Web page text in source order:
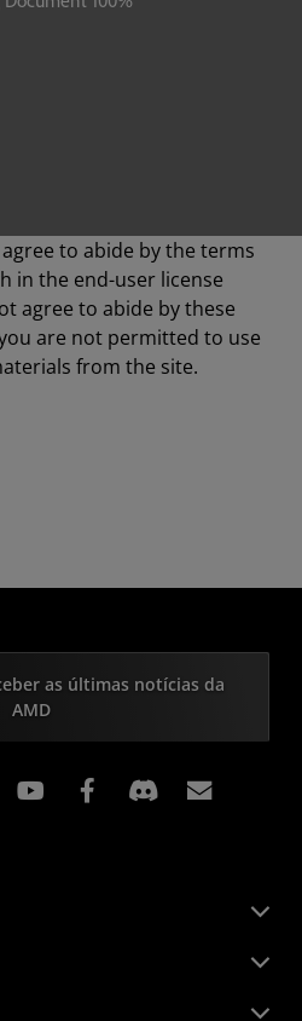
to abide by the terms
in the end-user license
agree to abide by these
are not permitted to use
from the site.
as últimas notícias da
AMD
Instagram Facebook